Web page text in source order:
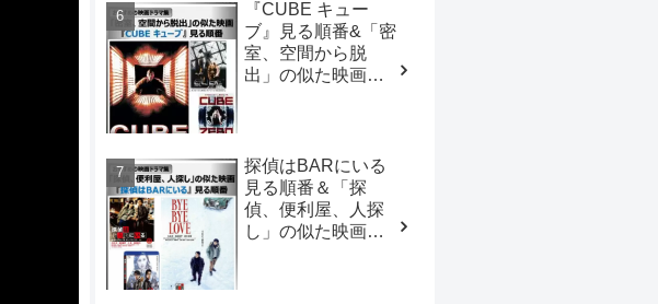
『CUBE キュー
ブ』見る順番&「密
室、空間から脱
出」の似た映画
探偵はBARにいる
見る順番＆「探
偵、便利屋、人探
し」の似た映画